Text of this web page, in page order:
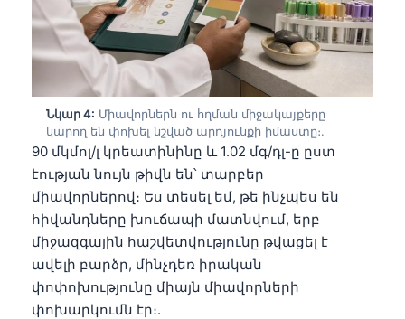
Նկար 4: Միավորներն ու հղման միջակայքերը
կարող են փոխել նշված արդյունքի իմաստը։.
90 մկմոլ/լ կրեատինինը և 1.02 մգ/դլ-ը ըստ
էության նույն թիվն են՝ տարբեր
միավորներով։ Ես տեսել եմ, թե ինչպես են
հիվանդները խուճապի մատնվում, երբ
միջազգային հաշվետվությունը թվացել է
ավելի բարձր, մինչդեռ իրական
փոփոխությունը միայն միավորների
փոխարկումն էր։.
Cebuano
ئۇيغۇرچە
Кыргызча
Татар теле
Беларуская мова
Esperanto
Frysk
Ślōnskŏ gŏdka
Norsk bokmål